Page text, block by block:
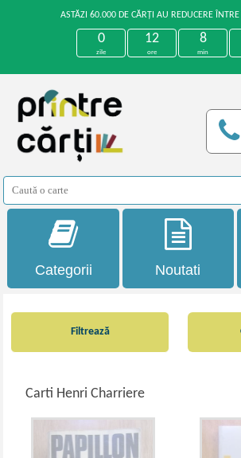
ASTĂZI 60.000 DE CĂRȚI AU REDUCERE
0
zile
12
ore
8
min
Categorii Noutati
Filtrează
Carti Henri Charriere